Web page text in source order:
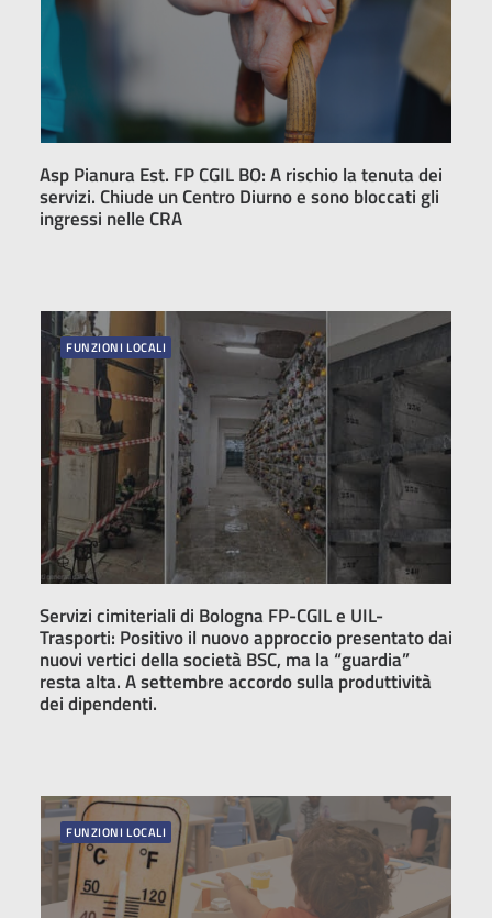
Asp Pianura Est. FP CGIL BO: A rischio la tenuta dei
servizi. Chiude un Centro Diurno e sono bloccati gli
ingressi nelle CRA
FUNZIONI LOCALI
Servizi cimiteriali di Bologna FP-CGIL e UIL-
Trasporti: Positivo il nuovo approccio presentato dai
nuovi vertici della società BSC, ma la “guardia”
resta alta. A settembre accordo sulla produttività
dei dipendenti.
FUNZIONI LOCALI